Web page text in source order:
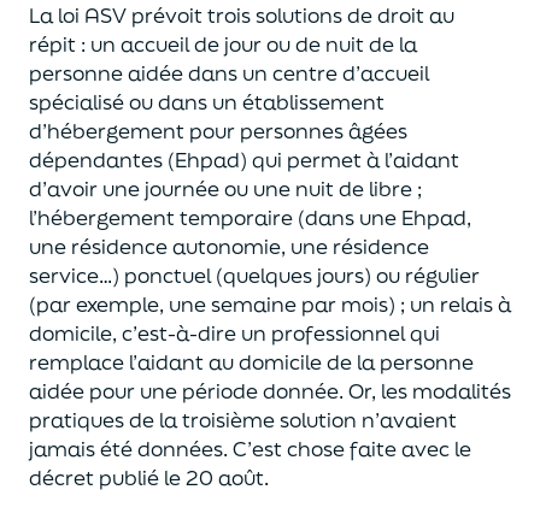
La loi ASV prévoit trois solutions de droit au
répit : un accueil de jour ou de nuitde la
personne aidéedans un centre d’accueil
spécialisé ou dans un établissement
d’hébergement pour personnes âgées
dépendantes (Ehpad) qui permet à l’aidant
d’avoir une journée ou une nuit de libre ;
l’hébergementtemporaire (dans une Ehpad,
une résidence autonomie, une résidence
service…) ponctuel (quelques jours) ou régulier
(par exemple, une semaine par mois) ; un relais à
domicile, c’est-à-dire un professionnelqui
remplace l’aidant au domicile de la personne
aidée pour une période donnée. Or, les modalités
pratiquesde la troisième solution n’avaient
jamaisété données. C’est chose faite avec le
décret publié le 20 août.